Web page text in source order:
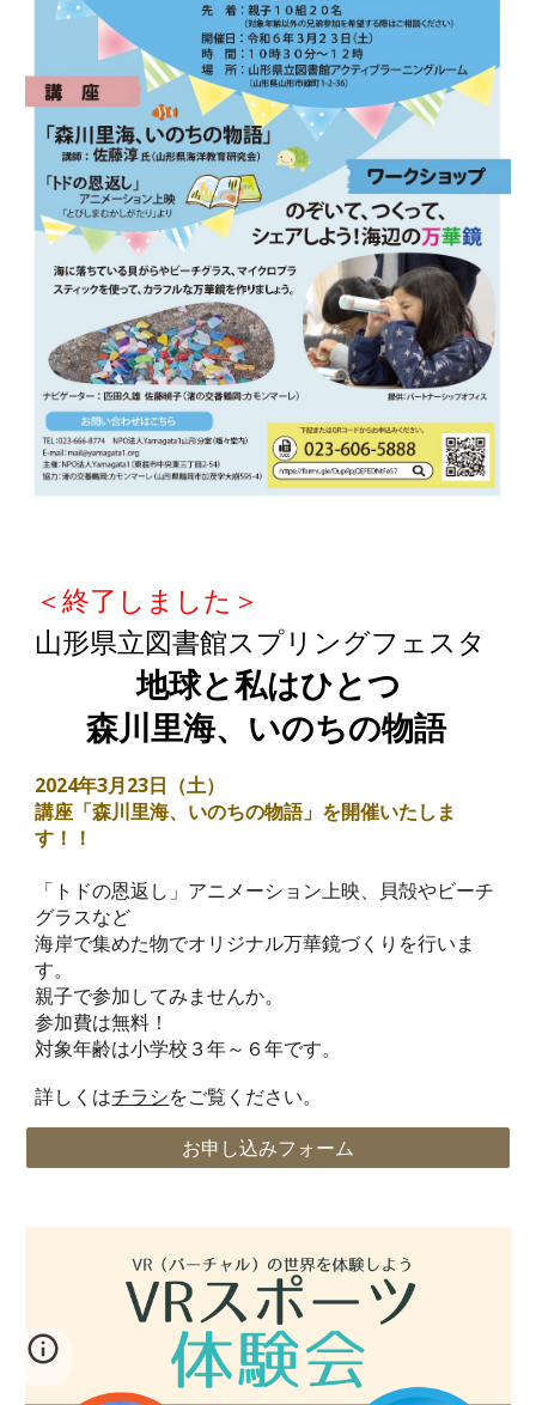
＜終了しました＞
山形県立図書館スプリングフェスタ
地球と私はひとつ
森川里海、いのちの物語
2024年3月23日（土）
講座「森川里海、いのちの物語」を開催いたしま
す！！
「トドの恩返し」アニメーション上映、貝殻やビーチ
グラスなど
海岸で集めた物でオリジナル万華鏡づくりを行いま
す。
親子で参加してみませんか。
参加費は無料！
対象年齢は小学校３年～６年です。
詳しくはチラシをご覧ください。
お申し込みフォーム